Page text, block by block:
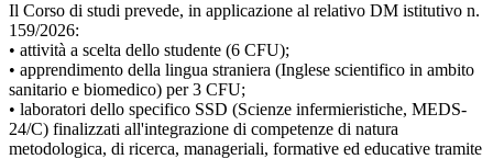
Il Corso di studi prevede, in applicazione al relativo DM istitutivo n.
159/2026:
• attività a scelta dello studente (6 CFU);
• apprendimento della lingua straniera (Inglese scientifico in ambito
sanitario e biomedico) per 3 CFU;
• laboratori dello specifico SSD (Scienze infermieristiche, MEDS-
24/C) finalizzati all'integrazione di competenze di natura
metodologica, di ricerca, manageriali, formative ed educative tramite